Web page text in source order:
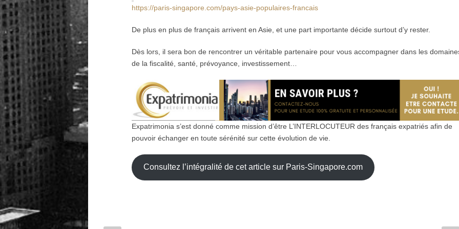
https://paris-singapore.com/pays-asie-populaires-francais
De plus en plus de français arrivent en Asie, et une part importante décide surtout d’y rester.
Dès lors, il sera bon de rencontrer un véritable partenaire pour vous accompagner dans les
de la fiscalité, santé, prévoyance, investissement…
Expatrimonia s’est donné comme mission d’être L’INTERLOCUTEUR des français expatriés afin de
pouvoir échanger en toute sérénité sur cette évolution de vie.
Consultez l’intégralité de cet article sur Paris-Singapore.com